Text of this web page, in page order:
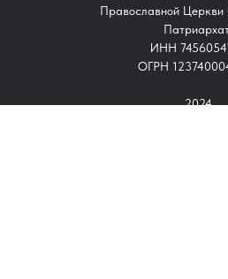
Православной Церкви
ИНН
ОГРН
2024